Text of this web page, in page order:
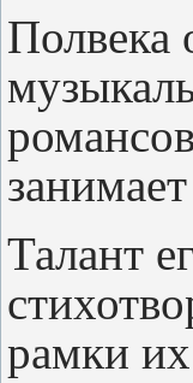
Полвека
Талант
рамки